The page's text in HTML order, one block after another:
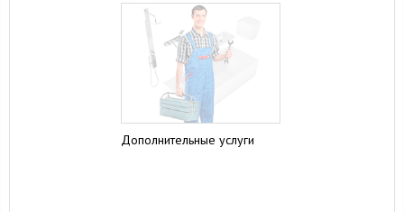
Дополнительные услуги